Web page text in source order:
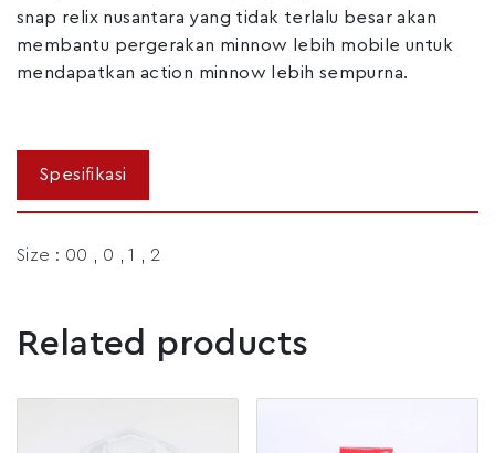
snap relix nusantara yang tidak terlalu besar akan
membantu pergerakan minnow lebih mobile untuk
mendapatkan action minnow lebih sempurna.
Size : 00 , 0 , 1 , 2
Related products